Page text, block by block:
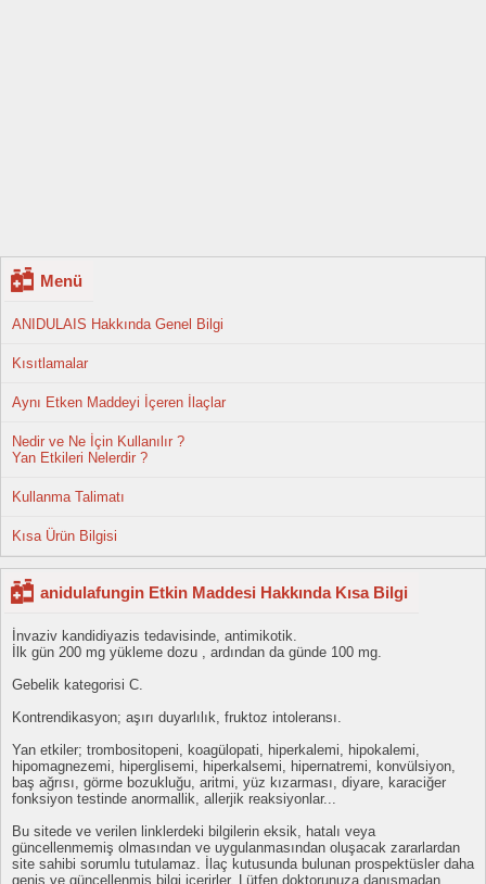
Menü
ANIDULAIS Hakkında Genel Bilgi
Kısıtlamalar
Aynı Etken Maddeyi İçeren İlaçlar
Nedir ve Ne İçin Kullanılır ?
Yan Etkileri Nelerdir ?
Kullanma Talimatı
Kısa Ürün Bilgisi
anidulafungin Etkin Maddesi Hakkında Kısa Bilgi
İnvaziv kandidiyazis tedavisinde, antimikotik.
İlk gün 200 mg yükleme dozu , ardından da günde 100 mg.
Gebelik kategorisi C.
Kontrendikasyon; aşırı duyarlılık, fruktoz intoleransı.
Yan etkiler; trombositopeni, koagülopati, hiperkalemi, hipokalemi,
hipomagnezemi, hiperglisemi, hiperkalsemi, hipernatremi, konvülsiyon,
baş ağrısı, görme bozukluğu, aritmi, yüz kızarması, diyare, karaciğer
fonksiyon testinde anormallik, allerjik reaksiyonlar...
Bu sitede ve verilen linklerdeki bilgilerin eksik, hatalı veya
güncellenmemiş olmasından ve uygulanmasından oluşacak zararlardan
site sahibi sorumlu tutulamaz. İlaç kutusunda bulunan prospektüsler daha
geniş ve güncellenmiş bilgi içerirler. Lütfen doktorunuza danışmadan